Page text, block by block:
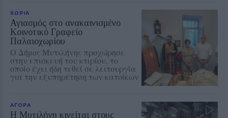
ΧΩΡΙΑ
Αγιασμός στο ανακαινισμένο
Κοινοτικό Γραφείο
Παλαιοχωρίου
Ο Δήμος Μυτιλήνης προχώρησε
στην επισκευή του κτιρίου, το
οποίο έχει ήδη τεθεί σε λειτουργία
για την εξυπηρέτηση των κατοίκων
ΑΓΟΡΑ
Η Μυτιλήνη κινείται στους